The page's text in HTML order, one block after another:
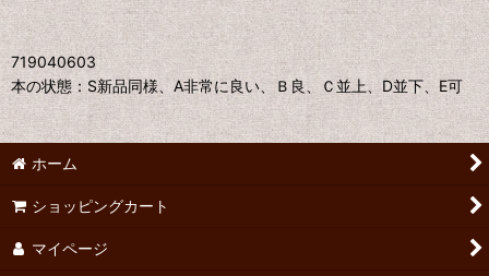
719040603
本の状態：S新品同様、A非常に良い、Ｂ良、Ｃ並上、D並下、E可
ホーム
ショッピングカート
マイページ